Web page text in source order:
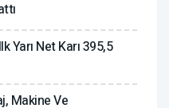
Yarı Net Karı 395,5
Makine Ve